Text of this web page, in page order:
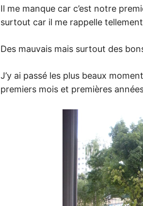
Il me manque car c’est notre
surtout car il me rappelle
Des mauvais mais surtout des
J’y ai passé les plus beaux
premiers mois et premières